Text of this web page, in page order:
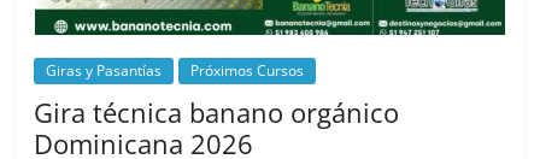
Giras y Pasantías Próximos Cursos
Gira técnica banano orgánico
Dominicana 2026